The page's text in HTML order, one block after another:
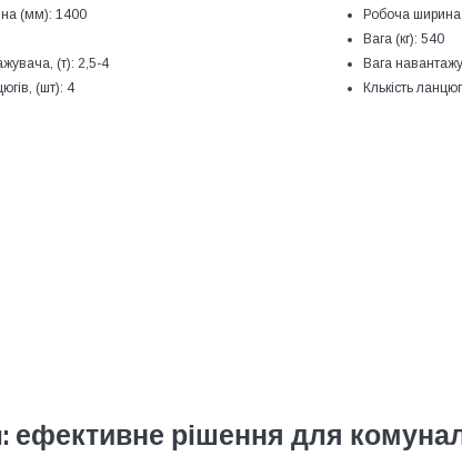
(мм): 1400
(т): 2,5-4
(шт): 4
Робоча
Вага (кг): 540
Вага
Клькість
ефективне рішення для